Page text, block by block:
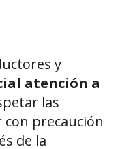
y
atención a
las
con precaución
de la